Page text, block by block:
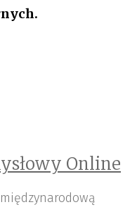
Online